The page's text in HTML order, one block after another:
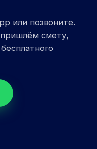
или позвоните.
смету,